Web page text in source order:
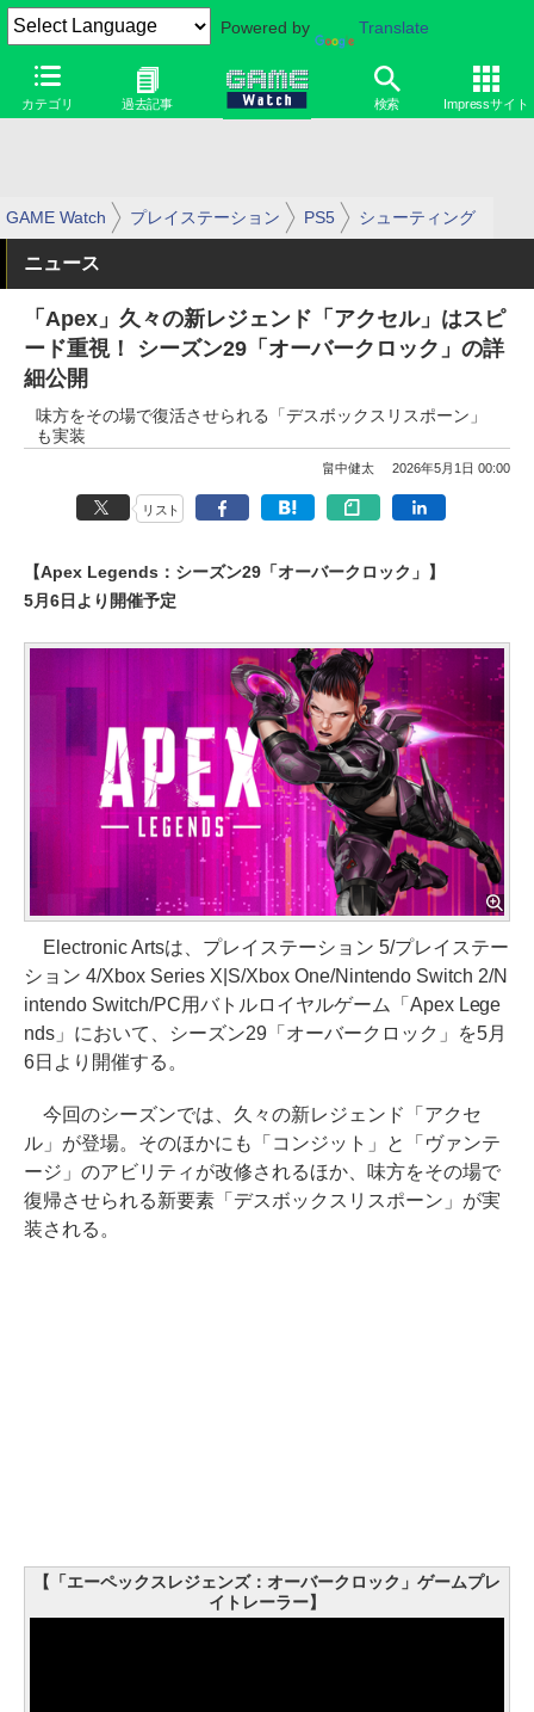
Powered by Translate
カテゴリ 過去記事 検索 Impressサイト
GAME Watch プレイステーション PS5 シューティング
ニュース
「Apex」久々の新レジェンド「アクセル」はスピ
ード重視！ シーズン29「オーバークロック」の詳
細公開
味方をその場で復活させられる「デスボックスリスポーン」
も実装
畠中健太 2026年5月1日 00:00
リスト
【Apex Legends：シーズン29「オーバークロック」】
5月6日より開催予定
Electronic Artsは、プレイステーション 5/プレイステー
ション 4/Xbox Series X|S/Xbox One/Nintendo Switch 2/N
intendo Switch/PC用バトルロイヤルゲーム「Apex Lege
nds」において、シーズン29「オーバークロック」を5月
6日より開催する。
今回のシーズンでは、久々の新レジェンド「アクセ
ル」が登場。そのほかにも「コンジット」と「ヴァンテ
ージ」のアビリティが改修されるほか、味方をその場で
復帰させられる新要素「デスボックスリスポーン」が実
装される。
【「エーペックスレジェンズ：オーバークロック」ゲームプレ
イトレーラー】